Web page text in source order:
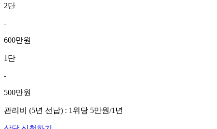
2단
-
600만원
1단
-
500만원
관리비 (5년 선납) : 1위당 5만원/1년